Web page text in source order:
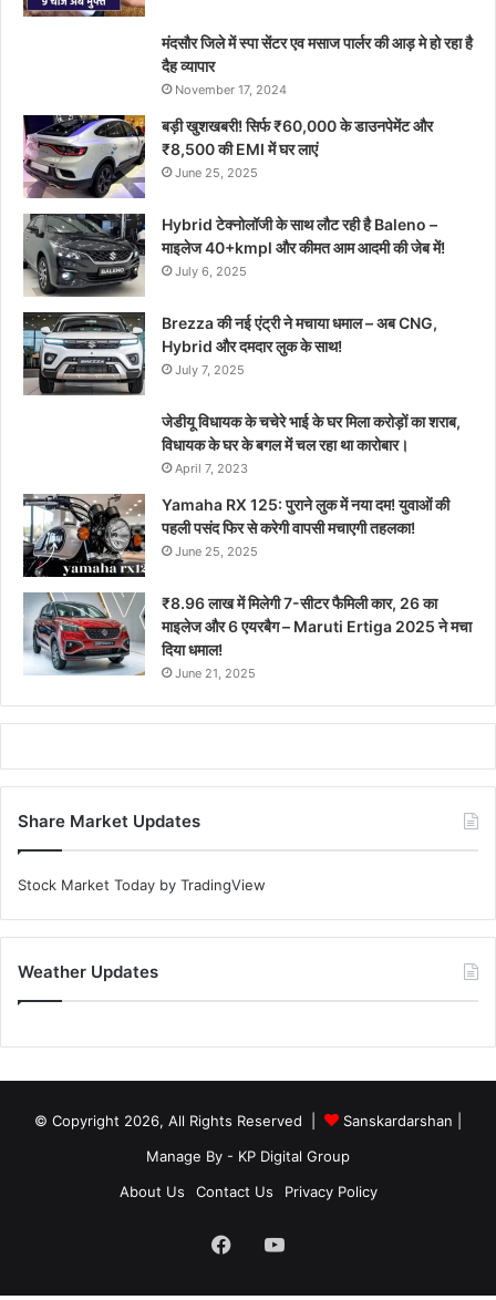
मंदसौर जिले में स्पा सेंटर एव मसाज पार्लर की आड़ मे हो रहा है
दैह व्यापार
November 17, 2024
बड़ी खुशखबरी! सिर्फ ₹60,000 के डाउनपेमेंट और
₹8,500 की EMI में घर लाएं
June 25, 2025
Hybrid टेक्नोलॉजी के साथ लौट रही है Baleno –
माइलेज 40+kmpl और कीमत आम आदमी की जेब में!
July 6, 2025
Brezza की नई एंट्री ने मचाया धमाल – अब CNG,
Hybrid और दमदार लुक के साथ!
July 7, 2025
जेडीयू विधायक के चचेरे भाई के घर मिला करोड़ों का शराब,
विधायक के घर के बगल में चल रहा था कारोबार।
April 7, 2023
Yamaha RX 125: पुराने लुक में नया दम! युवाओं की
पहली पसंद फिर से करेगी वापसी मचाएगी तहलका!
June 25, 2025
₹8.96 लाख में मिलेगी 7-सीटर फैमिली कार, 26 का
माइलेज और 6 एयरबैग – Maruti Ertiga 2025 ने मचा
दिया धमाल!
June 21, 2025
Share Market Updates
Stock Market Today by TradingView
Weather Updates
© Copyright 2026, All Rights Reserved | Sanskardarshan
Manage By - KP Digital Group
About Us
Contact Us Privacy Policy
FacebookYouTube